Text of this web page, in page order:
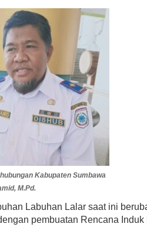
Kabupaten Sumbawa
M.Pd.
Labuhan Lalar saat ini
pembuatan Rencana
Pesan
| April 21, 2026
Legislator PDIP
Mengucapkan
Baru Islam 1
Di HEADLINE, Iklan,
2026